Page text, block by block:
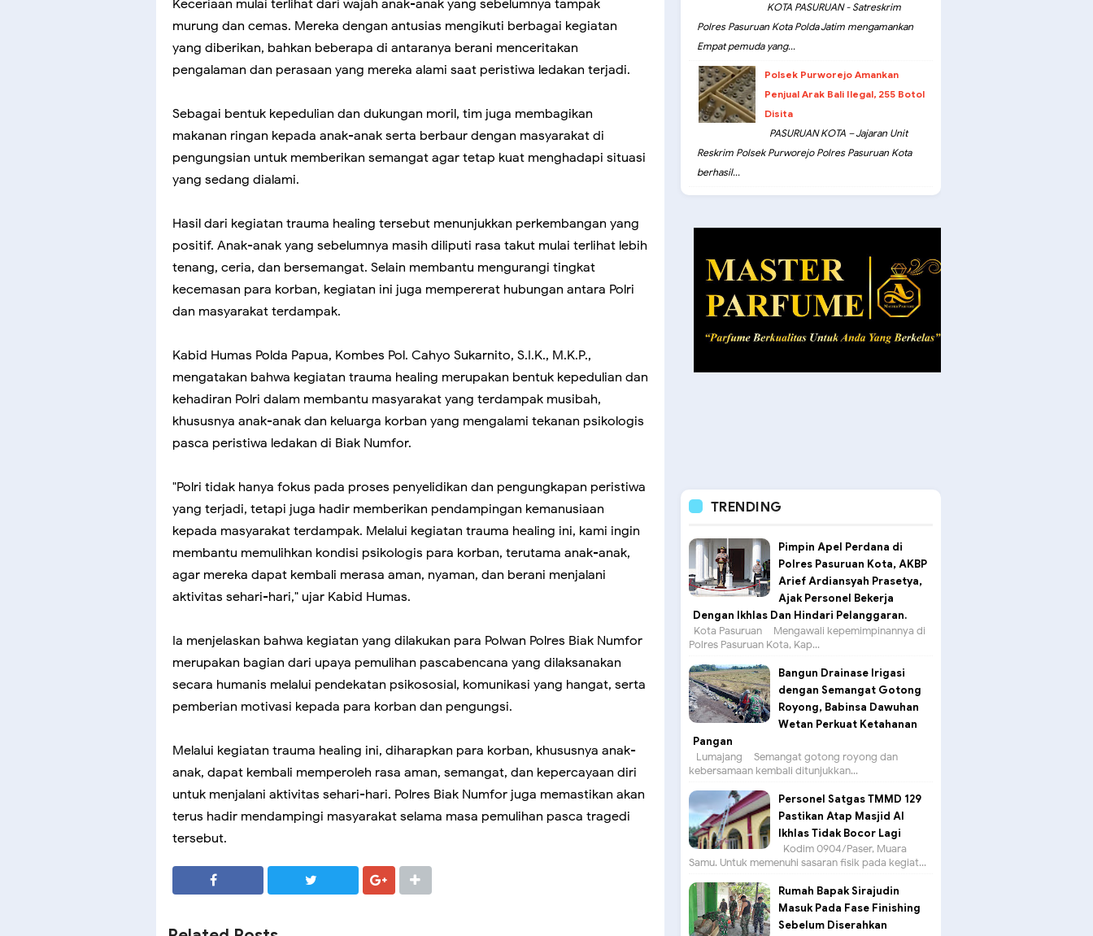
Keceriaan mulai terlihat dari wajah anak-anak yang sebelumnya tampak
murung dan cemas. Mereka dengan antusias mengikuti berbagai kegiatan
yang diberikan, bahkan beberapa di antaranya berani menceritakan
pengalaman dan perasaan yang mereka alami saat peristiwa ledakan terjadi.
Sebagai bentuk kepedulian dan dukungan moril, tim juga membagikan
makanan ringan kepada anak-anak serta berbaur dengan masyarakat di
pengungsian untuk memberikan semangat agar tetap kuat menghadapi situasi
yang sedang dialami.
Hasil dari kegiatan trauma healing tersebut menunjukkan perkembangan yang
positif. Anak-anak yang sebelumnya masih diliputi rasa takut mulai terlihat lebih
tenang, ceria, dan bersemangat. Selain membantu mengurangi tingkat
kecemasan para korban, kegiatan ini juga mempererat hubungan antara Polri
dan masyarakat terdampak.
Kabid Humas Polda Papua, Kombes Pol. Cahyo Sukarnito, S.I.K., M.K.P.,
mengatakan bahwa kegiatan trauma healing merupakan bentuk kepedulian dan
kehadiran Polri dalam membantu masyarakat yang terdampak musibah,
khususnya anak-anak dan keluarga korban yang mengalami tekanan psikologis
pasca peristiwa ledakan di Biak Numfor.
"Polri tidak hanya fokus pada proses penyelidikan dan pengungkapan peristiwa
yang terjadi, tetapi juga hadir memberikan pendampingan kemanusiaan
kepada masyarakat terdampak. Melalui kegiatan trauma healing ini, kami ingin
membantu memulihkan kondisi psikologis para korban, terutama anak-anak,
agar mereka dapat kembali merasa aman, nyaman, dan berani menjalani
aktivitas sehari-hari," ujar Kabid Humas.
Ia menjelaskan bahwa kegiatan yang dilakukan para Polwan Polres Biak Numfor
merupakan bagian dari upaya pemulihan pascabencana yang dilaksanakan
secara humanis melalui pendekatan psikososial, komunikasi yang hangat, serta
pemberian motivasi kepada para korban dan pengungsi.
Melalui kegiatan trauma healing ini, diharapkan para korban, khususnya anak-
anak, dapat kembali memperoleh rasa aman, semangat, dan kepercayaan diri
untuk menjalani aktivitas sehari-hari. Polres Biak Numfor juga memastikan akan
terus hadir mendampingi masyarakat selama masa pemulihan pasca tragedi
tersebut.
KOTA PASURUAN - Satreskrim
Polres Pasuruan Kota Polda Jatim mengamankan
Empat pemuda yang...
Polsek Purworejo Amankan
Penjual Arak Bali Ilegal, 255 Botol
Disita
PASURUAN KOTA – Jajaran Unit
Reskrim Polsek Purworejo Polres Pasuruan Kota
berhasil...
TRENDING
Pimpin Apel Perdana di
Polres Pasuruan Kota, AKBP
Arief Ardiansyah Prasetya,
Ajak Personel Bekerja
Dengan Ikhlas Dan Hindari Pelanggaran.
Kota Pasuruan – Mengawali kepemimpinannya di
Polres Pasuruan Kota, Kap...
Bangun Drainase Irigasi
dengan Semangat Gotong
Royong, Babinsa Dawuhan
Wetan Perkuat Ketahanan
Pangan
Lumajang – Semangat gotong royong dan
kebersamaan kembali ditunjukkan...
Personel Satgas TMMD 129
Pastikan Atap Masjid Al
Ikhlas Tidak Bocor Lagi
Kodim 0904/Paser, Muara
Samu. Untuk memenuhi sasaran fisik pada kegiat...
Rumah Bapak Sirajudin
Masuk Pada Fase Finishing
Sebelum Diserahkan